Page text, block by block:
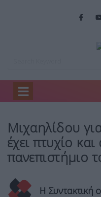
Home
Μιχαηλίδου
έχει πτυχίο
πανεπιστήμιο
Η Συντακτική